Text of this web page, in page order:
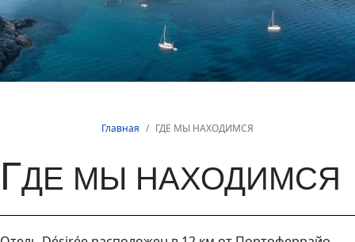
Главная ГДЕ МЫ НАХОДИМСЯ
ГДЕ МЫ НАХОДИМСЯ